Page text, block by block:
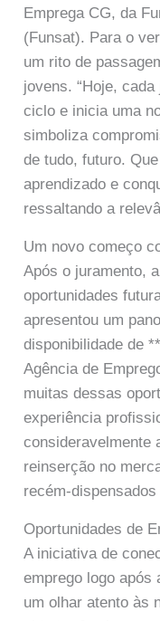
Emprega CG, da
(Funsat). Para o
um rito de
jovens. “Hoje,
ciclo e inicia uma
simboliza
de tudo, futuro.
aprendizado e
ressaltando a
Um novo começo
Após o juramento,
oportunidades
apresentou um
disponibilidade de
Agência de
muitas dessas
experiência
consideravelmente
reinserção no
recém-
Oportunidades de
A iniciativa de
emprego logo após
um olhar atento às